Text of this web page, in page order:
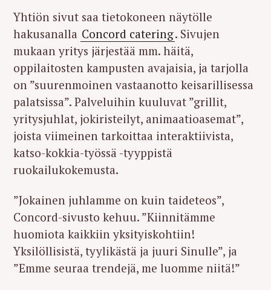
Yhtiön sivut saa tietokoneen näytölle
hakusanalla Concord catering. Sivujen
mukaan yritys järjestää mm. häitä,
oppilaitosten kampusten avajaisia, ​​ja tarjolla
on ”suurenmoinen vastaanotto keisarillisessa
palatsissa”. Palveluihin kuuluvat ”grillit,
yritysjuhlat, jokiristeilyt, animaatioasemat”,
joista viimeinen tarkoittaa interaktiivista,
katso-kokkia-työssä -tyyppistä
ruokailukokemusta.
”Jokainen juhlamme on kuin taideteos”,
Concord-sivusto kehuu. ”Kiinnitämme
huomiota kaikkiin yksityiskohtiin!
Yksilöllisistä, tyylikästä ja juuri Sinulle”, ja
”Emme seuraa trendejä, me luomme niitä!”